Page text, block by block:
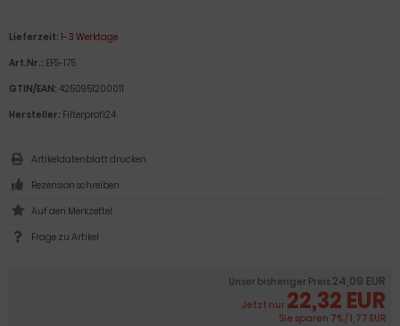
Unser bisheriger Preis 24,09 EUR
Jetzt nur 22,32 EUR
Sie sparen 7% / 1,77 EUR
Lieferzeit: 1-3 Werktage
Art.Nr.: EFS-175
GTIN/EAN: 4250951200011
Hersteller: Filterprofi24
Artikeldatenblatt drucken
Rezension schreiben
Frage zu Artikel